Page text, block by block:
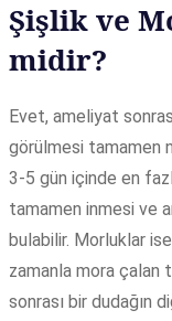
Şişlik ve
midir?
Evet, ameliyat
görülmesi tamamen
3-5 gün içinde en
tamamen inmesi ve
bulabilir. Morluklar
zamanla mora çalan
sonrası bir dudağın